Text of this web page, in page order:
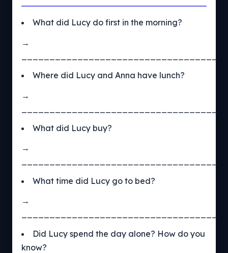
What did Lucy do first in the morning?
→
Where did Lucy and Anna have lunch?
→
What did Lucy buy?
→
What time did Lucy go to bed?
→
Did Lucy spend the day alone? How do you
know?